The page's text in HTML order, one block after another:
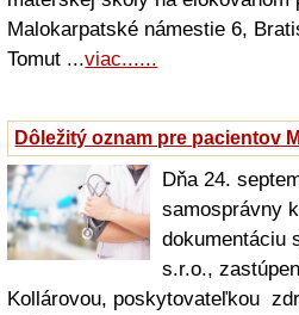
Malokarpatské námestie 6,
Tomut ...viac......
Dôležitý oznam pre pacientov
Dňa 24.
samosprávny
dokumentáciu
s.r.o.,
Kollárovou, poskytovateľkou